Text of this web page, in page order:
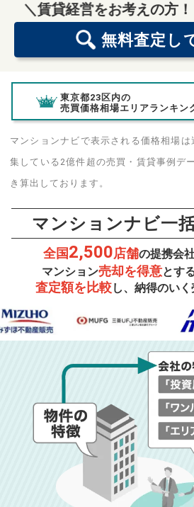
＼賃貸経営をお考えの方！
無料査定 し
東京都23区内の
売買価格相場エリアランキン
マンションナビで表示される価格相場
集している2億件超の売買・賃貸事例デ
き算出しております。
マンションナビ一
全国2,500店舗の提携会
マンション売却を得意とす
査定額を比較し、納得のい